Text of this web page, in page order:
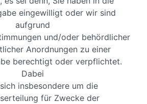
eingewilligt oder wir sind
aufgrund
und/oder behördlicher
Anordnungen zu einer
berechtigt oder verpflichtet.
Dabei
insbesondere um die
für Zwecke der